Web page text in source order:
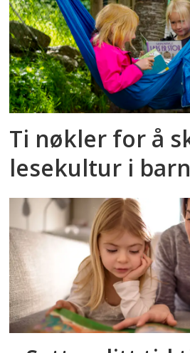
Ti nøkler for å
lesekultur i